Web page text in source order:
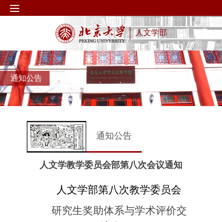
人文学部
通知公告
通知公告
人文学教学委员会部第八次会议通知
人文学部第八次教学委员会
研究生奖助体系与学术评价交